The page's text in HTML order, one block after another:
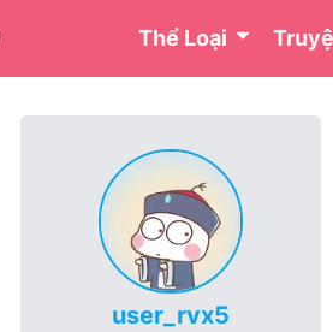
Thể Loại
user_rvx5